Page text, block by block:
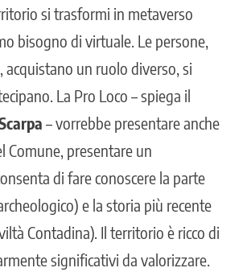
si trasformi in metaverso
bisogno di virtuale. Le persone,
un ruolo diverso, si
La Pro Loco – spiega il
– vorrebbe presentare anche
Comune, presentare un
di fare conoscere la parte
e la storia più recente
Contadina). Il territorio è ricco di
significativi da valorizzare.